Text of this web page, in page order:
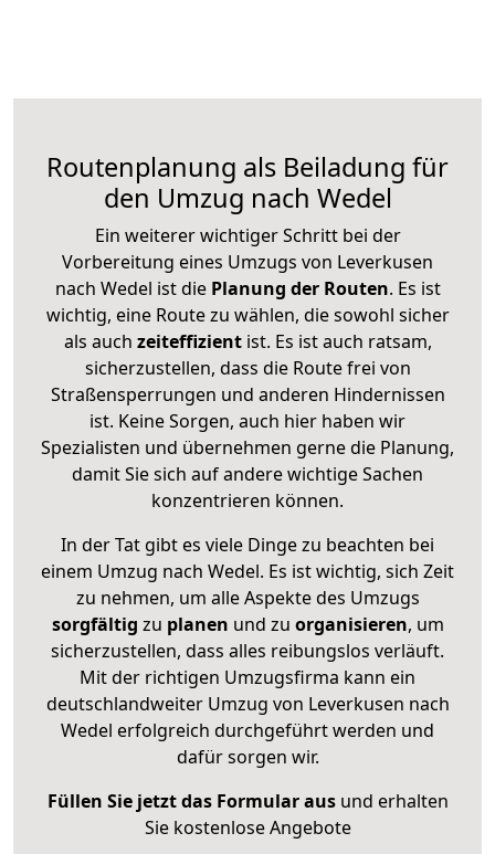
Routenplanung als Beiladung für
den Umzug nach Wedel
Ein weiterer wichtiger Schritt bei der
Vorbereitung eines Umzugs von Leverkusen
nach Wedel ist diePlanung der Routen. Es ist
wichtig, eine Route zu wählen, die sowohl sicher
als auch zeiteffizientist. Es ist auch ratsam,
sicherzustellen, dass die Route frei von
Straßensperrungen und anderen Hindernissen
ist. Keine Sorgen, auch hier haben wir
Spezialisten und übernehmen gerne die Planung,
damit Sie sich auf andere wichtige Sachen
konzentrieren können.
In der Tat gibt es viele Dinge zu beachten bei
einem Umzug nach Wedel. Es ist wichtig, sich Zeit
zu nehmen, um alle Aspekte des Umzugs
sorgfältig zu planen und zu organisieren, um
sicherzustellen, dass alles reibungslos verläuft.
Mit der richtigen Umzugsfirma kann ein
deutschlandweiter Umzug von Leverkusen nach
Wedel erfolgreich durchgeführt werden und
dafür sorgen wir.
Füllen Sie jetzt das Formular ausund erhalten
Sie kostenlose Angebote